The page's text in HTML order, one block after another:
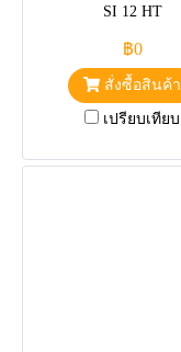
SI 12 HT
฿0
สั่งซื้อสินค้า
เปรียบเทียบ